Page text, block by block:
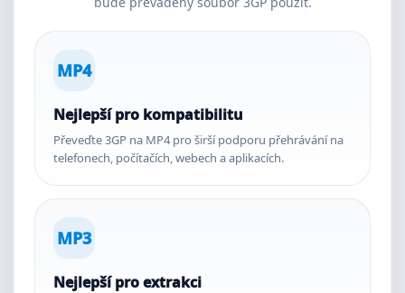
MP4
Nejlepší pro kompatibilitu
Převeďte 3GP na MP4 pro širší podporu přehrávání na
telefonech, počítačích, webech a aplikacích.
MP3
Nejlepší pro extrakci